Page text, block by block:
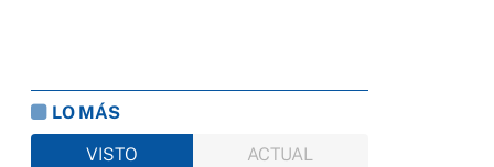
LO MÁS
VISTO
ACTUAL